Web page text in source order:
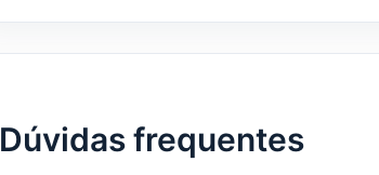
Dúvidas frequentes